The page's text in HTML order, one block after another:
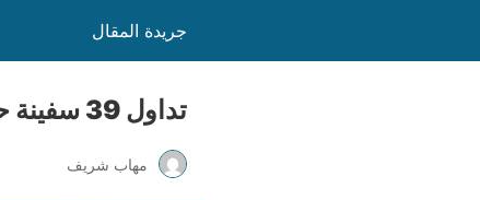
جريدة المقال
تداول 39 سفينة حاويات وبضائع عامة بميناء دمياط
مهاب شريف